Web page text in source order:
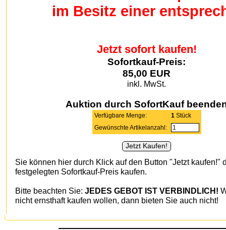
im Besitz einer
Jetzt sofort kaufen!
Sofortkauf-Preis:
85,00 EUR
inkl. MwSt.
Auktion durch SofortKauf
Verfügbare Menge: 1Stück
Gewünschte Artikelanzahl:
Sie können hier durch Klick auf den Button "Jetzt kaufen!"
festgelegten Sofortkauf-Preis kaufen.
Bitte beachten Sie: JEDES GEBOT IST VERBINDLICH!
nicht ernsthaft kaufen wollen, dann bieten Sie auch nicht!